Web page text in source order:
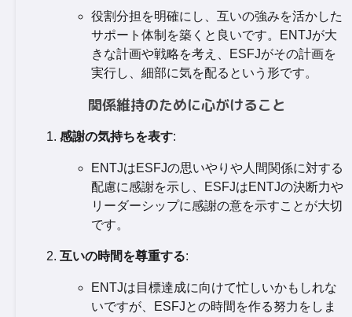
役割分担を明確にし、互いの強みを活かした
サポート体制を築くと良いです。ENTJが大
きな計画や戦略を考え、ESFJがその計画を
実行し、細部に気を配るという形です。
関係維持のために心がけること
感謝の気持ちを表す:
ENTJはESFJの思いやりや人間関係に対する
配慮に感謝を示し、ESFJはENTJの決断力や
リーダーシップに感謝の意を示すことが大切
です。
互いの時間を尊重する:
ENTJは目標達成に向けて忙しいかもしれな
いですが、ESFJとの時間を作る努力をしま